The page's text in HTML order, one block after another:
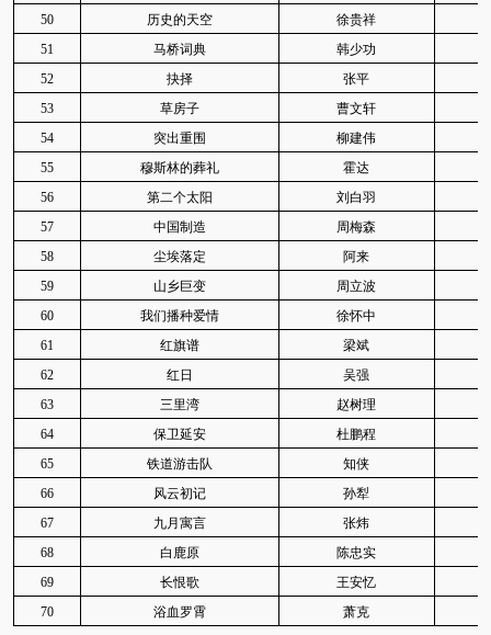
50
历史的天空 徐贵祥
51
马桥词典 韩少功
52
抉择 张平
53
草房子 曹文轩
54
突出重围 柳建伟
55
穆斯林的葬礼 霍达
56
第二个太阳 刘白羽
57
中国制造 周梅森
58
尘埃落定 阿来
59
山乡巨变 周立波
60
我们播种爱情 徐怀中
61
红旗谱 梁斌
62
红日 吴强
63
三里湾 赵树理
64
保卫延安 杜鹏程
65
铁道游击队 知侠
66
风云初记 孙犁
67
九月寓言 张炜
68
白鹿原 陈忠实
69
长恨歌 王安忆
70
浴血罗霄 萧克